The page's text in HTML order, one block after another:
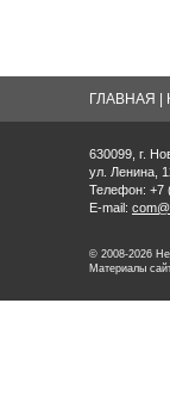
ГЛАВНАЯ
630099, г.
ул. Ленина,
Телефон: +7
E-mail:
© 2008-2026
Материалы